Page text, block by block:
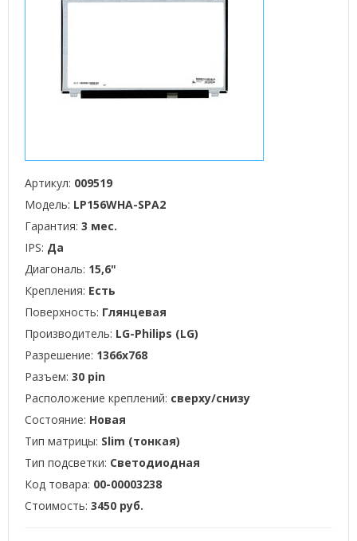
Артикул: 009519
Модель: LP156WHA-SPA2
Гарантия: 3 мес.
IPS: Да
Диагональ: 15,6"
Крепления: Есть
Поверхность: Глянцевая
Производитель: LG-Philips (LG)
Разрешение: 1366x768
Разъем: 30 pin
Расположение креплений: сверху/снизу
Состояние: Новая
Тип матрицы: Slim (тонкая)
Тип подсветки: Светодиодная
Код товара: 00-00003238
Стоимость: 3450 руб.